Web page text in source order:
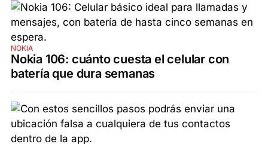
NOKIA
Nokia 106: cuánto cuesta el celular con
batería que dura semanas